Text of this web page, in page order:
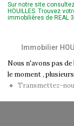
Créer une
Sur notre site
HOUILLES. Trouvez
immobilières de REAL
Immobilier
Nous n'avons pas
le moment ,
Transmettez-